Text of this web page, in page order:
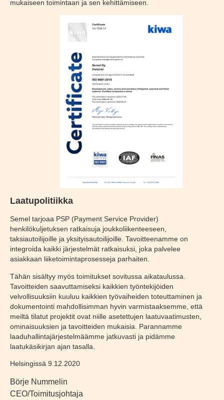
mukaiseen toimintaan ja sen kehittämiseen.
Laatupolitiikka
Semel tarjoaa PSP (Payment Service Provider)
henkilökuljetuksen ratkaisuja joukkoliikenteeseen,
taksiautoilijoille ja yksityisautoilijoille. Tavoitteenamme on
integroida kaikki järjestelmät ratkaisuksi, joka palvelee
asiakkaan liiketoimintaprosesseja parhaiten.
Tähän sisältyy myös toimitukset sovitussa aikataulussa.
Tavoitteiden saavuttamiseksi kaikkien työntekijöiden
velvollisuuksiin kuuluu kaikkien työvaiheiden toteuttaminen ja
dokumentointi mahdollisimman hyvin varmistaaksemme, että
meiltä tilatut projektit ovat niille asetettujen laatuvaatimusten,
ominaisuuksien ja tavoitteiden mukaisia. Parannamme
laaduhallintajärjestelmäämme jatkuvasti ja pidämme
laatukäsikirjan ajan tasalla.
Helsingissä 9.12.2020
Börje Nummelin
CEO/Toimitusjohtaja